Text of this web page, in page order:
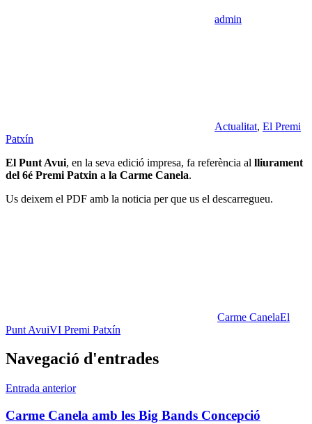
admin
Actualitat, El Premi
Patxín
El Punt Avui, en la seva edició impresa, fa referència al lliurament
del 6é Premi Patxin a la Carme Canela.
Us deixem el PDF amb la noticia per que us el descarregueu.
Carme CanelaEl
Punt AvuiVI Premi Patxín
Navegació d'entrades
Entrada anterior
Carme Canela amb les Big Bands Concepció